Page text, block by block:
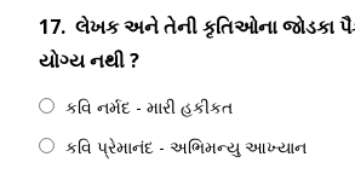
17. લેખક અને તેની કૃતિઓના જોડકા
યોગ્ય નથી ?
કવિ નર્મદ - મારી હકીકત
કવિ પ્રેમાનંદ - અભિમન્યુ આખ્યાન